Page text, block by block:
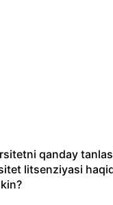
qanday
litsenziyasi